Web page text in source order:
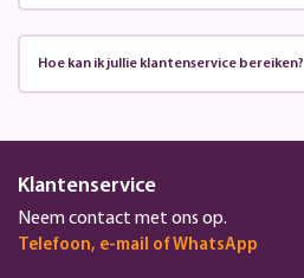
Hoe kan ik jullie klantenservice bereiken?
Klantenservice
Neem contact met ons op.
Telefoon, e-mail of WhatsApp